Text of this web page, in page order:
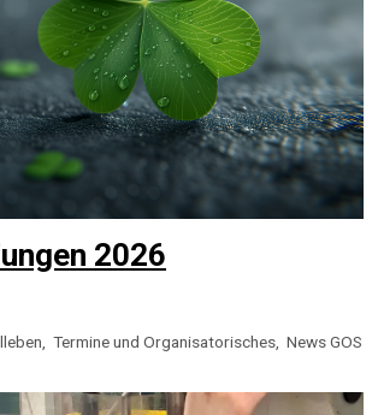
2026
Termine und Organisatorisches News GOS